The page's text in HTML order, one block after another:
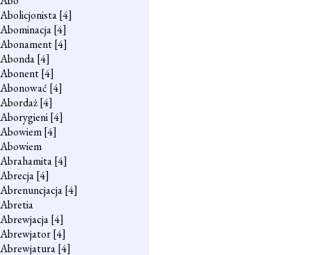
Abolicjonista[4]
Abominacja[4]
Abonament[4]
Abonda[4]
Abonent[4]
Abonować [4]
Abordaż[4]
Aborygieni[4]
Abowiem[4]
Abowiem
Abrahamita[4]
Abrecja[4]
Abrenuncjacja[4]
Abretia
Abrewjacja[4]
Abrewjator[4]
Abrewjatura[4]